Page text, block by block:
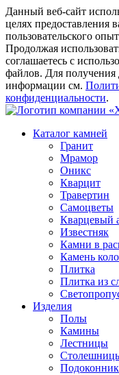
Данный веб-сайт
целях предоставления
пользовательского
Продолжая
соглашаетесь с
файлов. Для получения
информации см.
конфиденциальности.
Каталог камней
Гранит
Мрамор
Оникс
Кварцит
Травертин
Самоцветы
Кварцевый
Известняк
Камни в
Камень
Плитка
Плитка из
Изделия
Полы
Камины
Лестницы